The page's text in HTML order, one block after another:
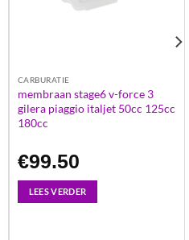
CARBURATIE
membraan stage6 v-force 3
gilera piaggio italjet 50cc 125cc
180cc
€99.50
LEES VERDER